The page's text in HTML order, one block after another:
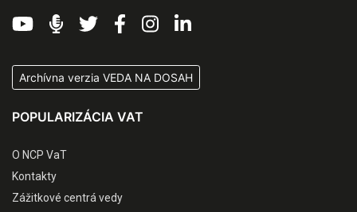
Archívna verzia VEDA NA DOSAH
POPULARIZÁCIA VAT
O NCP VaT
Kontakty
Zážitkové centrá vedy